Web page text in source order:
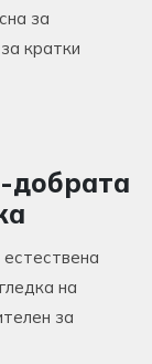
за
кратки
добрата
на
за